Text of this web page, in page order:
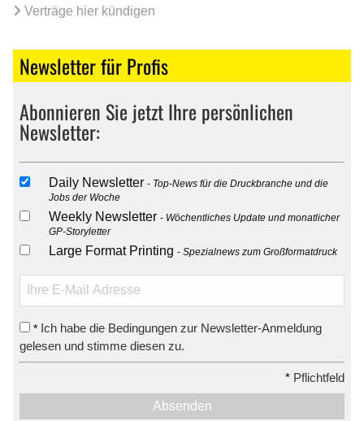
Verträge hier kündigen
Newsletter für Profis
Abonnieren Sie jetzt Ihre persönlichen
Newsletter:
Daily Newsletter
Top-News für die Druckbranche und die
Jobs der Woche
Weekly Newsletter
Wöchentliches Update und monatlicher
GP-Storyletter
Large Format Printing Spezialnews zum Großformatdruck
* Ich habe die Bedingungen zur Newsletter-Anmeldung
gelesen und stimme diesen zu.
* Pflichtfeld
Absenden